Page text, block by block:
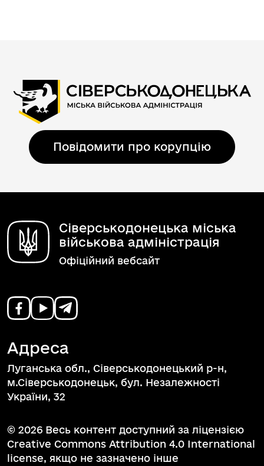
Повідомити про корупцію
Сіверськодонецька міська
військова адміністрація
Офіційний вебсайт
Адреса
Луганська обл., Сіверськодонецький р-н,
м.Сіверськодонецьк, бул. Незалежності
України, 32
© 2026 Весь контент доступний за ліцензією
Creative Commons Attribution 4.0 International
license, якщо не зазначено інше